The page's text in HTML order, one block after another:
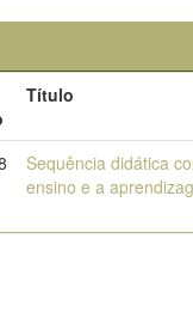
Título
Sequência didática
ensino e a